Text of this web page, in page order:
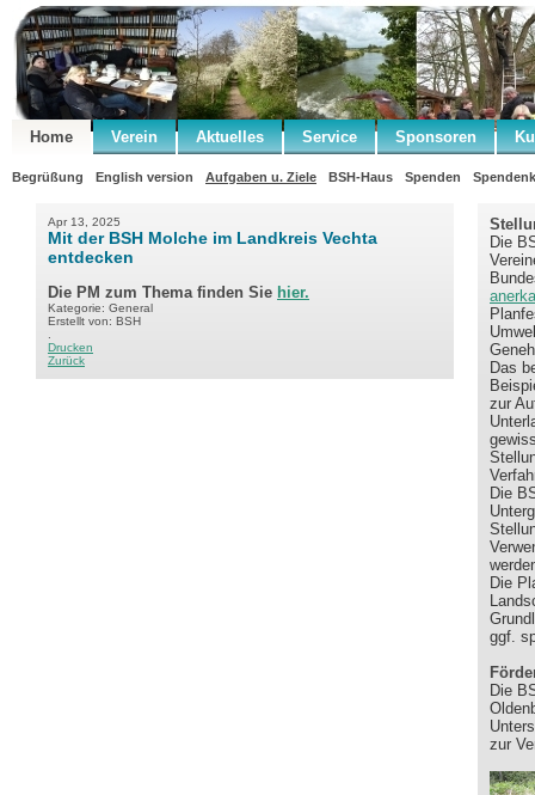
Home Verein Aktuelles Service Sponsoren
Begrüßung English version Aufgaben u. Ziele BSH-Haus Spenden
Apr 13, 2025
Mit der BSH Molche im Landkreis Vechta
entdecken
Die PM zum Thema finden Sie hier.
Kategorie: General
Erstellt von: BSH
Drucken
Zurück
Die
Das
zur
Die
Die
ggf.
Die
zur